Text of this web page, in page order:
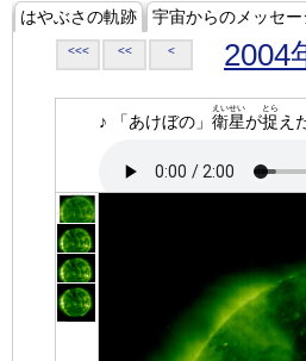
はやぶさの軌跡 宇宙からのメッセー
<<< << < 2004
♪ 「あけぼの」 衛星
えいせい
が捉
とら
え